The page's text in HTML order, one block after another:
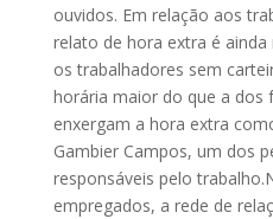
ouvidos. Em relação aos
relato de hora extra é ainda
os trabalhadores sem
horária maior do que a dos
enxergam a hora extra
Gambier Campos, um dos
responsáveis pelo
empregados, a rede de